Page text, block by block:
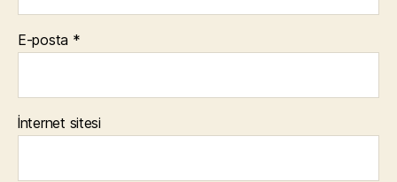
E-posta *
İnternet sitesi